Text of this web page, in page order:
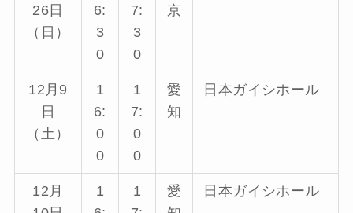
26日
（日）
6:
3
0
7:
3
0
京
12月9
日
（土）
1
6:
0
0
1
7:
0
0
愛
知
日本ガイシホール
12月
1
1
愛
日本ガイシホール